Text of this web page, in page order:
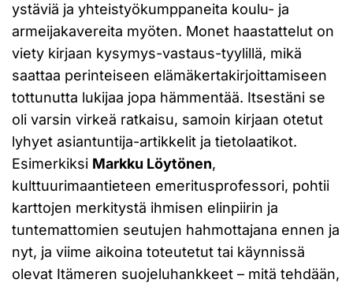
ystäviä ja yhteistyökumppaneita koulu- ja
armeijakavereita myöten. Monet haastattelut on
viety kirjaan kysymys-vastaus-tyylillä, mikä
saattaa perinteiseen elämäkertakirjoittamiseen
tottunutta lukijaa jopa hämmentää. Itsestäni se
oli varsin virkeä ratkaisu, samoin kirjaan otetut
lyhyet asiantuntija-artikkelit ja tietolaatikot.
Esimerkiksi Markku Löytönen,
kulttuurimaantieteen emeritusprofessori, pohtii
karttojen merkitystä ihmisen elinpiirin ja
tuntemattomien seutujen hahmottajana ennen ja
nyt, ja viime aikoina toteutetut tai käynnissä
olevat Itämeren suojeluhankkeet – mitä tehdään,